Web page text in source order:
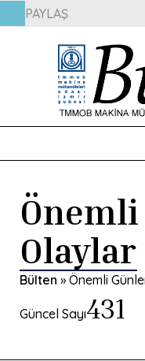
PAYLAŞ
Olaylar
Bülten » Önemli
Güncel Sayı431